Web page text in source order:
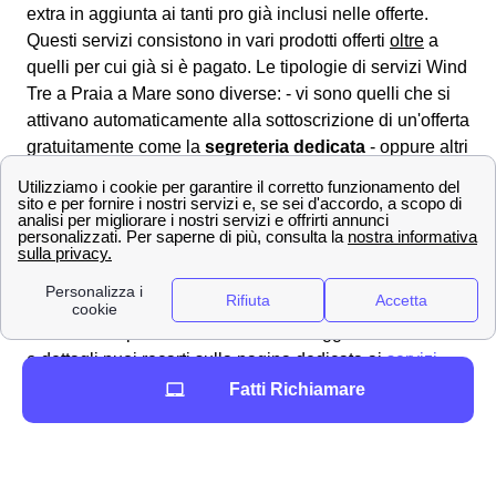
extra in aggiunta ai tanti pro già inclusi nelle offerte.
Questi servizi consistono in vari prodotti offerti oltre a
quelli per cui già si è pagato. Le tipologie di servizi Wind
Tre a Praia a Mare sono diverse: - vi sono quelli che si
attivano automaticamente alla sottoscrizione di un'offerta
gratuitamente come la segreteria dedicata - oppure altri
abbonamento come ad esempio per vedere lo sport a
Praia a Mare con Wind. L'attivazione e disattivazione dei
servizi Wind Tre sottoscritti viene normalmente gestita
attraverso il servizio clienti chiamando il159. A Praia a
Mare, i servizi in sovrapprezzo sono già stati bloccati
e dettagli puoi recarti sulla pagina dedicata aiservizi
aggiuntivi di Windper sapere tutto il necessario sui
Fatti Richiamare